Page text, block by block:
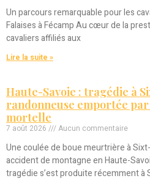
Un parcours remarquable pour les
Falaises à Fécamp Au cœur de la
cavaliers affiliés aux
Lire la suite »
Haute-Savoie : tragédie à
randonneuse emportée
mortelle
7 août 2026 Aucun commentaire
Une coulée de boue meurtrière à
accident de montagne en Haute-
tragédie s’est produite récemment à